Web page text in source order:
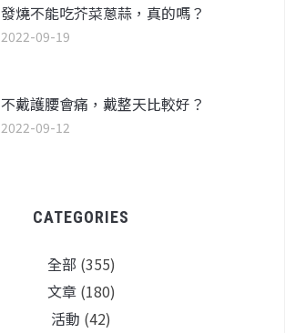
發燒不能吃芥菜蔥蒜，真的嗎？
2022-09-19
不戴護腰會痛，戴整天比較好？
2022-09-12
CATEGORIES
全部 (355)
文章(180)
活動 (42)